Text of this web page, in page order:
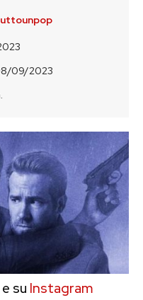
09/2023
e su Instagram